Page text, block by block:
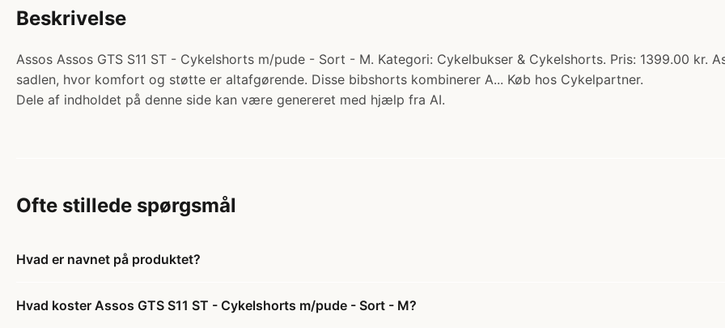
Beskrivelse
Assos Assos GTS S11 ST - Cykelshorts m/pude - Sort - M. Kategori: Cykelbukser & Cykelshorts. Pris: 1399.00 kr.
sadlen, hvor komfort og støtte er altafgørende. Disse bibshorts kombinerer A... Køb hos Cykelpartner.
Dele af indholdet på denne side kan være genereret med hjælp fra AI.
Ofte stillede spørgsmål
Hvad er navnet på produktet?
Hvad koster Assos GTS S11 ST - Cykelshorts m/pude - Sort - M?